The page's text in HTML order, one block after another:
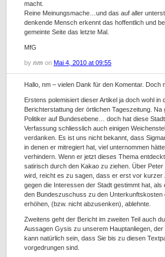
macht.
Reine Meinungsmache…und das auf aller
denkende Mensch erkennt das hoffentlich und
gemeinte Seite das letzte Mal.
MfG
by nm on Mai 4, 2010 at 09:55
Hallo, nm – vielen Dank für den Komentar. Doch
Erstens polemisiert dieser Artikel ja doch wohl in
Berichterstattung der örtlichen Tageszeitung. Na
Politiker auf Bundesebene… doch hat diese
Verfassung schliesslich auch einigen
verdanken. Es ist uns nicht bekannt, dass
in denen er mitregiert hat, viel unternommen
verhindern. Wenn er jetzt dieses Thema
satirisch durch den Kakao zu ziehen. Über
wird, reicht es zu sagen, dass er erst vor kurzer
gegen die Interessen der Stadt gestimmt hat, als
den Bundeszuschuss zu den Unterkunftskosten
erhöhen, (bzw. nicht abzusenken), ablehnte.
Zweitens geht der Bericht im zweiten Teil auch
Aussagen Gysis zu unserem Hauptanliegen,
kann natürlich sein, dass Sie bis zu diesen
vorgedrungen sind.